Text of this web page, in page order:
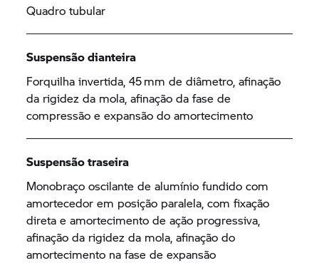
Quadro tubular
Suspensão dianteira
Forquilha invertida, 45 mm de diâmetro, afinação
da rigidez da mola, afinação da fase de
compressão e expansão do amortecimento
Suspensão traseira
Monobraço oscilante de alumínio fundido com
amortecedor em posição paralela, com fixação
direta e amortecimento de ação progressiva,
afinação da rigidez da mola, afinação do
amortecimento na fase de expansão